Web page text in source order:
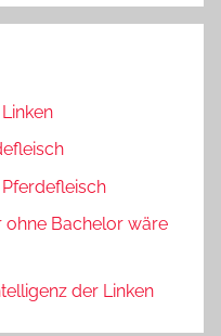
ohne Bachelor wäre
der Linken